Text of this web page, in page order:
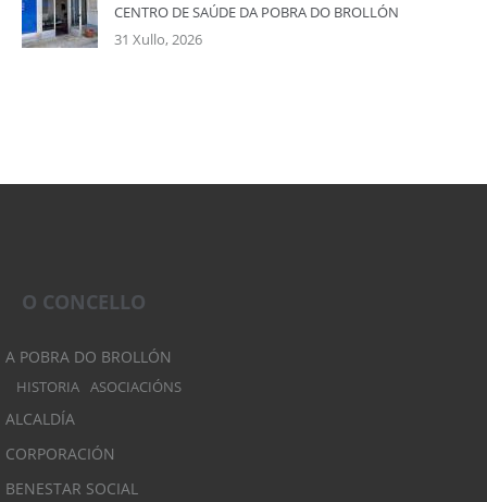
CENTRO DE SAÚDE DA POBRA DO BROLLÓN
31 Xullo, 2026
O CONCELLO
A POBRA DO BROLLÓN
HISTORIA ASOCIACIÓNS
ALCALDÍA
CORPORACIÓN
BENESTAR SOCIAL